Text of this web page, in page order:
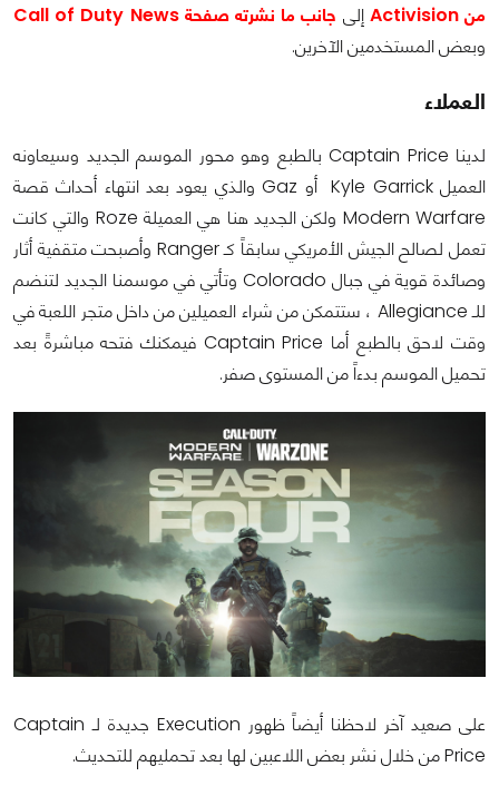
من Activision
إلى جانب ما نشرته صفحة Call of Duty News
وبعض المستخدمين الآخرين.
العملاء
لدينا Captain Price بالطبع وهو محور الموسم الجديد وسيعاونه
العميل Kyle Garrick أو Gaz والذي يعود بعد انتهاء أحداث قصة
Modern Warfare ولكن الجديد هنا هي العميلة Roze والتي كانت
تعمل لصالح الجيش الأمريكي سابقاً كـ Ranger وأصبحت متقفية أثار
وصائدة قوية في جبال Colorado وتأتي في موسمنا الجديد لتنضم
للـ Allegiance ، ستتمكن من شراء العميلين من داخل متجر اللعبة في
وقت لاحق بالطبع أما Captain Price فيمكنك فتحه مباشرةً بعد
تحميل الموسم بدءاً من المستوى صفر.
على صعيد آخر لاحظنا أيضاً ظهور Execution جديدة لـ Captain
Price من خلال نشر بعض اللاعبين لها بعد تحمليهم للتحديث.